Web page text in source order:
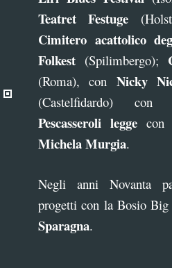
Teatret Festuge
Cimitero acattolico
Folkest (Spilimbergo);
(Roma), con Nicky
(Castelfidardo) con
Pescasseroli legge
Michela Murgia.
Negli anni Novanta
progetti con la Bosio
Sparagna.